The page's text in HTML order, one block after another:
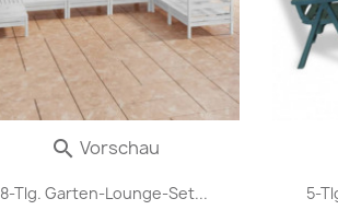
8-Tlg. Garten-Lounge-Set...
 Vorschau
5-